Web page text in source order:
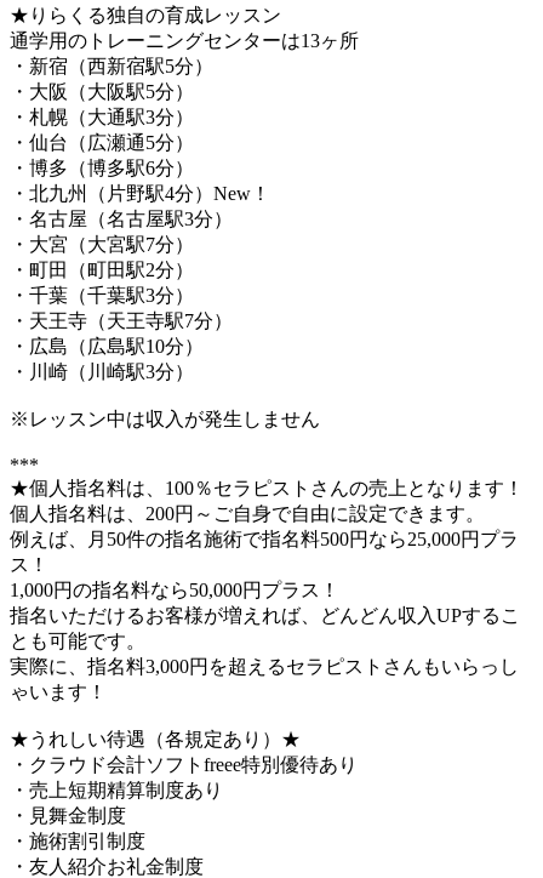
★りらくる独自の育成レッスン
通学用のトレーニングセンターは13ヶ所
・新宿（西新宿駅5分）
・大阪（大阪駅5分）
・札幌（大通駅3分）
・仙台（広瀬通5分）
・博多（博多駅6分）
・北九州（片野駅4分）New！
・名古屋（名古屋駅3分）
・大宮（大宮駅7分）
・町田（町田駅2分）
・千葉（千葉駅3分）
・天王寺（天王寺駅7分）
・広島（広島駅10分）
・川崎（川崎駅3分）
※レッスン中は収入が発生しません
***
★個人指名料は、100％セラピストさんの売上となります！
個人指名料は、200円～ご自身で自由に設定できます。
例えば、月50件の指名施術で指名料500円なら25,000円プラ
ス！
1,000円の指名料なら50,000円プラス！
指名いただけるお客様が増えれば、どんどん収入UPするこ
とも可能です。
実際に、指名料3,000円を超えるセラピストさんもいらっし
ゃいます！
★うれしい待遇（各規定あり）★
・クラウド会計ソフトfreee特別優待あり
・売上短期精算制度あり
・見舞金制度
・施術割引制度
・友人紹介お礼金制度